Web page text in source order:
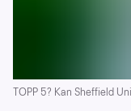
TOPP 5? Kan Sheffield